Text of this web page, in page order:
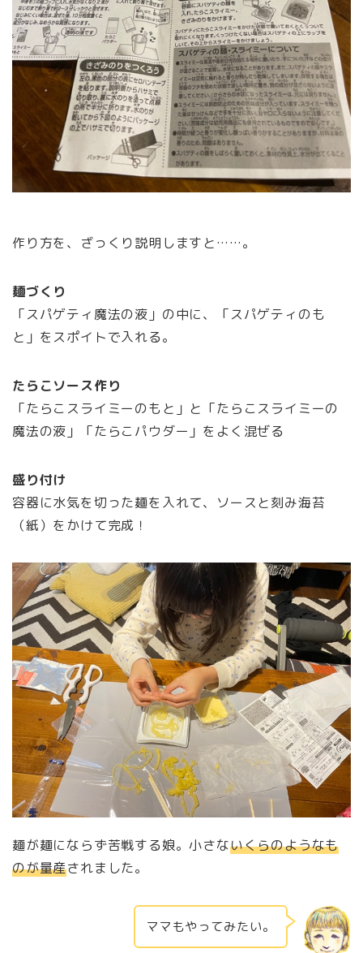
作り方を、ざっくり説明しますと……。
麺づくり
「スパゲティ魔法の液」の中に、「スパゲティのも
と」をスポイトで入れる。
たらこソース作り
「たらこスライミーのもと」と「たらこスライミーの
魔法の液」「たらこパウダー」をよく混ぜる
盛り付け
容器に水気を切った麺を入れて、ソースと刻み海苔
（紙）をかけて完成！
麺が麺にならず苦戦する娘。小さないくらのようなも
のが量産されました。
ママもやってみたい。